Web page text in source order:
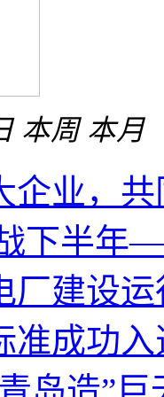
本周 本月
企业，
下半年
厂建设
准成功